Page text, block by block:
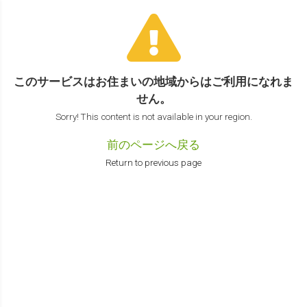
このサービスはお住まいの地域からはご利用になれま
せん。
Sorry! This content is not available in your region.
前のページへ戻る
Return to previous page